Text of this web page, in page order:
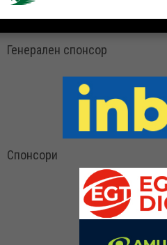
Генерален спонсор
Спонсори